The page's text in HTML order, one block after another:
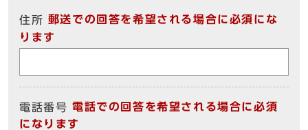
住所 郵送での回答を希望される場合に必須にな
ります
電話番号 電話での回答を希望される場合に必須
になります